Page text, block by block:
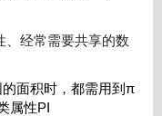
、经常需要共享的数
面积时，都需用到π
属性PI